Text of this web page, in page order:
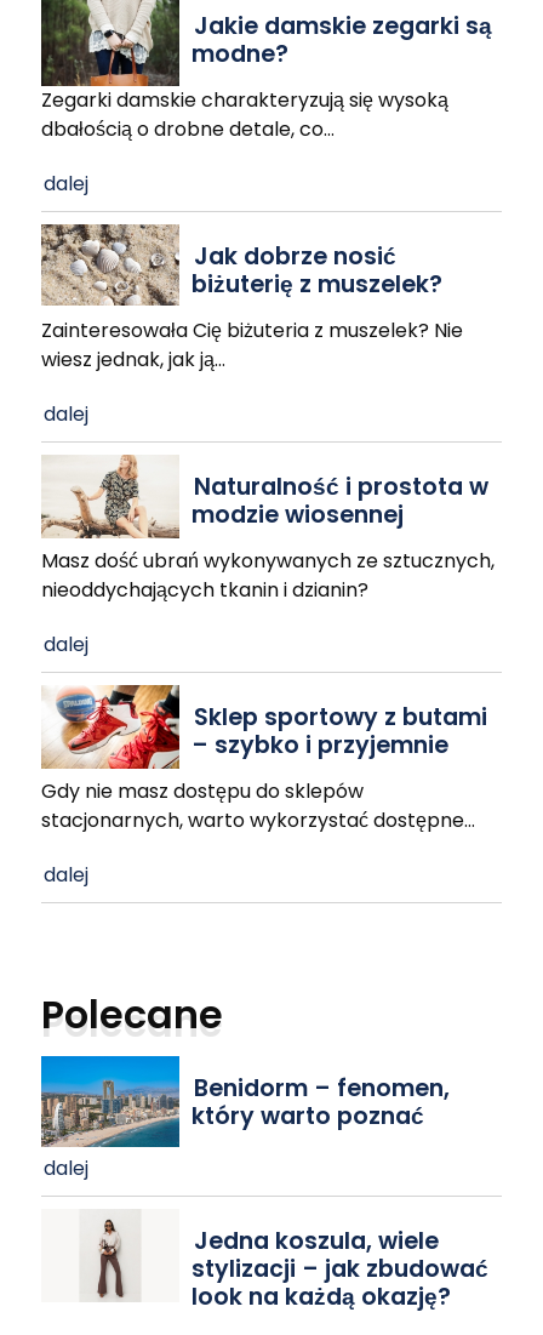
Jakie damskie zegarki są
modne?
Zegarki damskie charakteryzują się wysoką
dbałością o drobne detale, co…
dalej
Jak dobrze nosić
biżuterię z muszelek?
Zainteresowała Cię biżuteria z muszelek? Nie
wiesz jednak, jak ją…
dalej
Naturalność i prostota w
modzie wiosennej
Masz dość ubrań wykonywanych ze sztucznych,
nieoddychających tkanin i dzianin?
dalej
Sklep sportowy z butami
– szybko i przyjemnie
Gdy nie masz dostępu do sklepów
stacjonarnych, warto wykorzystać dostępne…
dalej
Polecane
Benidorm – fenomen,
który warto poznać
dalej
Jedna koszula, wiele
stylizacji – jak zbudować
look na każdą okazję?